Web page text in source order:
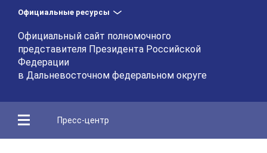
Официальные ресурсы
Официальный сайт полномочного
представителя Президента Российской
Федерации
в Дальневосточном федеральном округе
Пресс-центр